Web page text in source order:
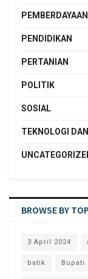
PEMBERDAYAAN
PENDIDIKAN
PERTANIAN
POLITIK
SOSIAL
TEKNOLOGI
BROWSE BY
3 April 2024
batik Bupati